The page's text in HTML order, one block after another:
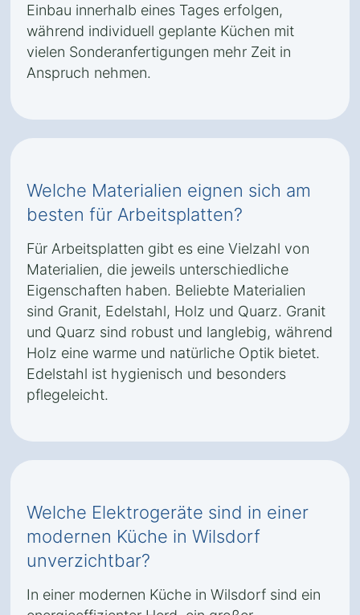
Einbau innerhalb eines Tages erfolgen,
während individuell geplante Küchen mit
vielen Sonderanfertigungen mehr Zeit in
Anspruch nehmen.
Welche Materialien eignen sich am
besten für Arbeitsplatten?
Für Arbeitsplatten gibt es eine Vielzahl von
Materialien, die jeweils unterschiedliche
Eigenschaften haben. Beliebte Materialien
sind Granit, Edelstahl, Holz und Quarz. Granit
und Quarz sind robust und langlebig, während
Holz eine warme und natürliche Optik bietet.
Edelstahl ist hygienisch und besonders
pflegeleicht.
Welche Elektrogeräte sind in einer
modernen Küche in Wilsdorf
unverzichtbar?
In einer modernen Küche in Wilsdorf sind ein